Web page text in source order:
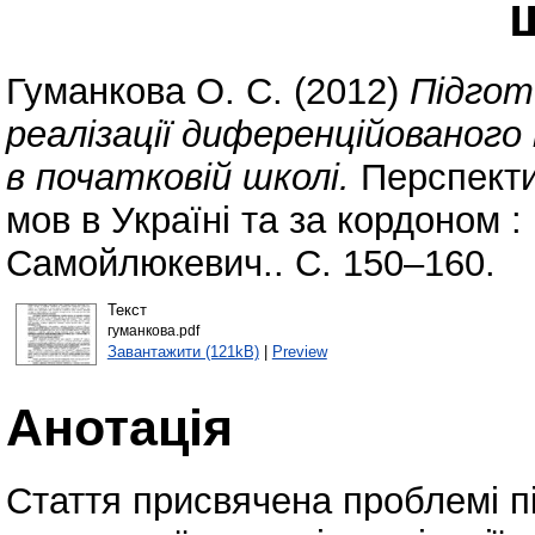
Гуманкова О. С. (2012)
реалізації
в початковій школі.
мов в Україні та за кордоном
Самойлюкевич.. С. 150–160.
Текст
гуманкова.pdf
Завантажити (121kB)| Preview
Анотація
Стаття присвячена проблемі